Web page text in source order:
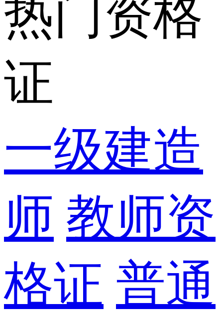
热门资格
证
一级建造
师 教师资
格证 普通